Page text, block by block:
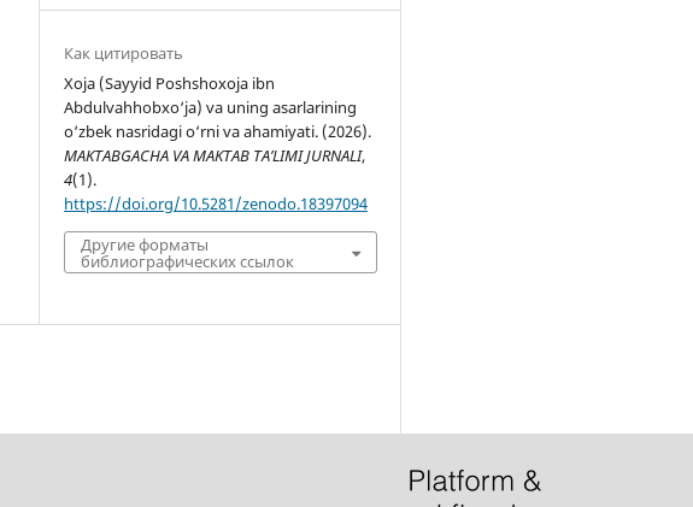
Как цитировать
Xoja (Sayyid Poshshoxoja ibn
Abdulvahhobxo‘ja) va uning asarlarining
o‘zbek nasridagi o‘rni va ahamiyati. (2026).
MAKTABGACHA VA MAKTAB TA’LIMI JURNALI,
4(1).
https://doi.org/10.5281/zenodo.18397094
Другие форматы
библиографических ссылок